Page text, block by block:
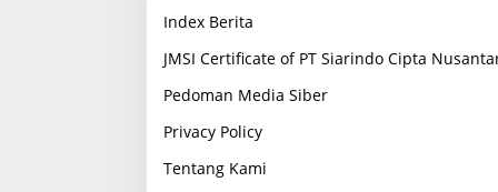
Index Berita
JMSI Certificate of PT Siarindo Cipta
Pedoman Media Siber
Privacy Policy
Tentang Kami